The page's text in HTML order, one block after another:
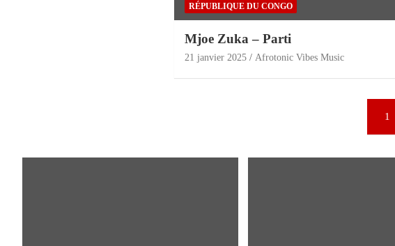
RÉPUBLIQUE DU CONGO
Mjoe Zuka – Parti
21 janvier 2025 Afrotonic Vibes Music
1